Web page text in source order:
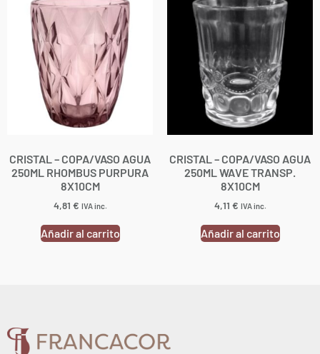
CRISTAL – COPA/VASO AGUA
250ML RHOMBUS PURPURA
8X10CM
4,81 € IVA inc.
Añadir al carrito
CRISTAL – COPA/VASO AGUA
250ML WAVE TRANSP.
8X10CM
4,11 € IVA inc.
Añadir al carrito